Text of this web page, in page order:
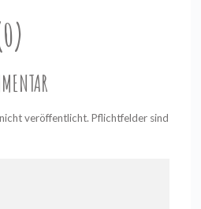
veröffentlicht. Pflichtfelder sind